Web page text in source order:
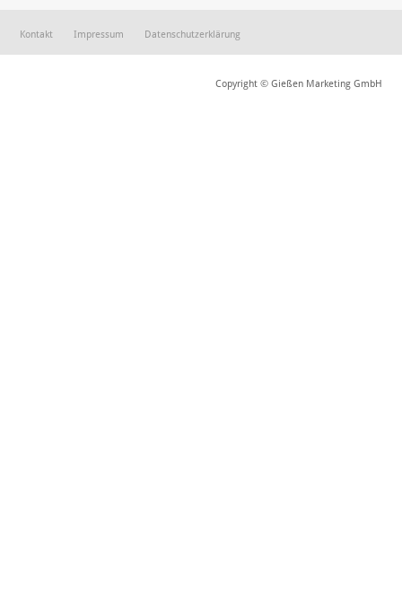
Kontakt Impressum Datenschutzerklärung
Copyright © Gießen Marketing GmbH